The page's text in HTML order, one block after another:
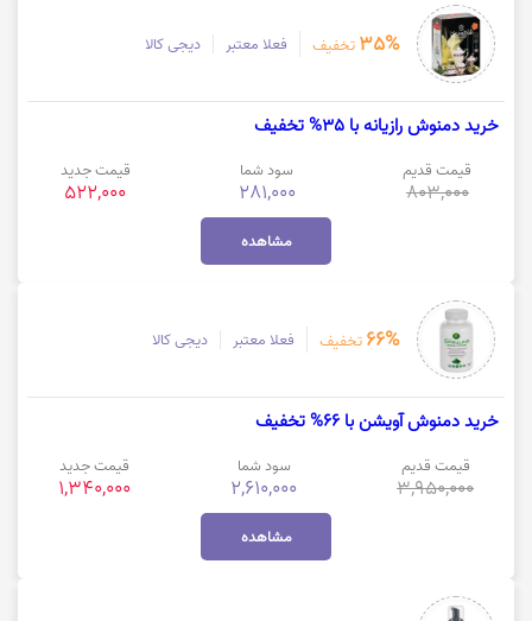
35% تخفیف فعلا معتبر دیجی کالا
خرید دمنوش رازیانه با 35% تخفیف
قیمت قدیم
803,000
سود شما
281,000
قیمت جدید
522,000
مشاهده
66% تخفیف فعلا معتبر دیجی کالا
خرید دمنوش آویشن با 66% تخفیف
قیمت قدیم
3,950,000
سود شما
2,610,000
قیمت جدید
1,340,000
مشاهده